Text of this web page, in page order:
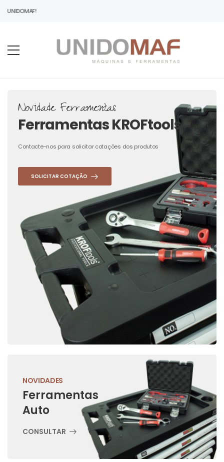
UNIDOMAF!
Novidade Ferramentas
Ferramentas KROFtools
Contacte-nos para solicitar cotações dos produtos
SOLICITAR COTAÇÃO
NOVIDADES
Ferramentas
Auto
CONSULTAR